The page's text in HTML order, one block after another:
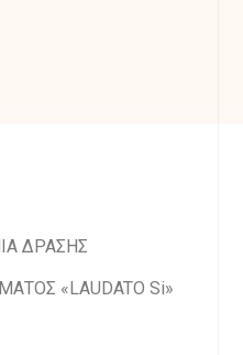
ΔΡΑΣΗΣ
«LAUDATO Si»